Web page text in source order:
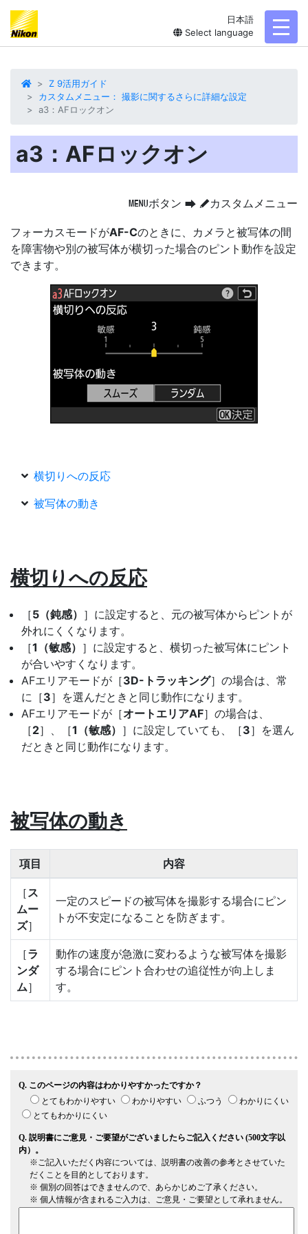
日本語
Select language
Z 9活用ガイド
カスタムメニュー： 撮影に関するさらに詳細な設定
a3：AFロックオン
a3：AFロックオン
Gボタン U Aカスタムメニュー
フォーカスモードがAF-Cのときに、カメラと被写体の間
を障害物や別の被写体が横切った場合のピント動作を設定
できます。
横切りへの反応
被写体の動き
横切りへの反応
［5（鈍感） ］に設定すると、元の被写体からピントが
外れにくくなります。
［1（敏感） ］に設定すると、横切った被写体にピント
が合いやすくなります。
AFエリアモードが［3D-トラッキング］の場合は、常
に［3］を選んだときと同じ動作になります。
AFエリアモードが［オートエリアAF］の場合は、
［2］、［1（敏感） ］に設定していても、［3］を選ん
だときと同じ動作になります。
被写体の動き
項目 内容
［ス
ムー
ズ］
一定のスピードの被写体を撮影する場合にピン
トが不安定になることを防ぎます。
［ラ
ンダ
ム］
動作の速度が急激に変わるような被写体を撮影
する場合にピント合わせの追従性が向上しま
す。